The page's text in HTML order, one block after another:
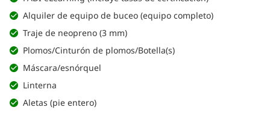
Alquiler de equipo de buceo (equipo completo)
Traje de neopreno (3 mm)
Plomos/Cinturón de plomos/Botella(s)
Máscara/esnórquel
Linterna
Aletas (pie entero)